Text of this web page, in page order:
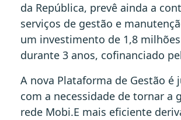
da República, prevê ainda a
serviços de gestão e
um investimento de 1,8
durante 3 anos, cofinanciado
A nova Plataforma de Gestão é
com a necessidade de tornar a
rede Mobi.E mais eficiente